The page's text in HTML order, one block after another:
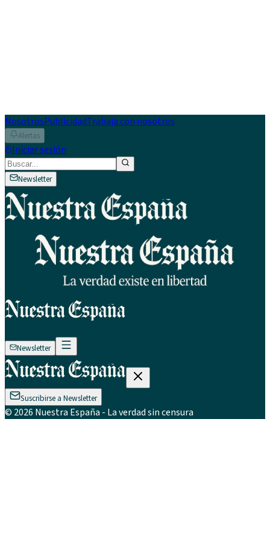
NosotrosPublicidadTrabaja con nosotros
Alertas
Iniciar sesión
Newsletter
Newsletter
Suscribirse a Newsletter
© 2026 Nuestra España - La verdad sin censura